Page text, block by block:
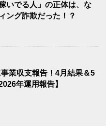
いでる人」の正体は、な
ング詐欺だった！？
業収支報告！4月結果＆5
年運用報告】